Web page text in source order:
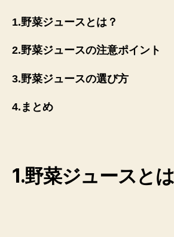
1.野菜ジュースとは？
2.野菜ジュースの注意ポイント
3.野菜ジュースの選び方
4.まとめ
1.野菜ジュースと